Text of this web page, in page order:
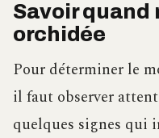
Savoir quand
orchidée
Pour déterminer le
il faut observer
quelques signes qui